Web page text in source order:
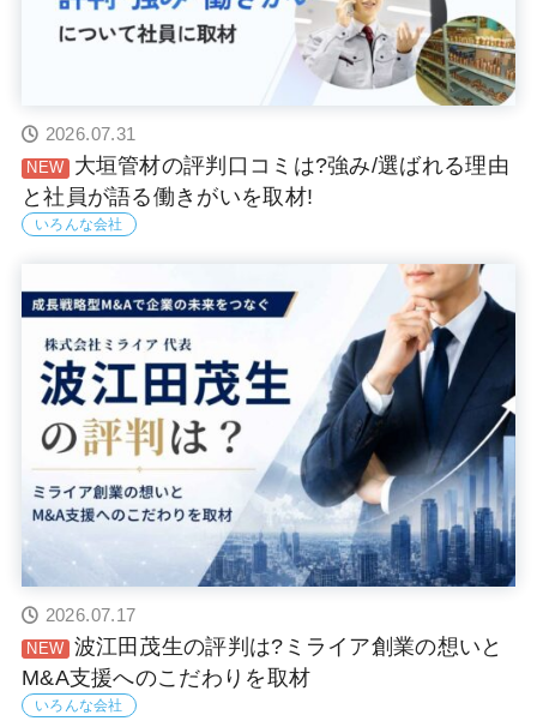
2026.07.31
大垣管材の評判口コミは?強み/選ばれる理由
と社員が語る働きがいを取材!
いろんな会社
2026.07.17
波江田茂生の評判は?ミライア創業の想いと
M&A支援へのこだわりを取材
いろんな会社